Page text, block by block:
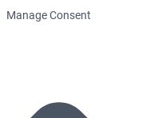
Manage Consent